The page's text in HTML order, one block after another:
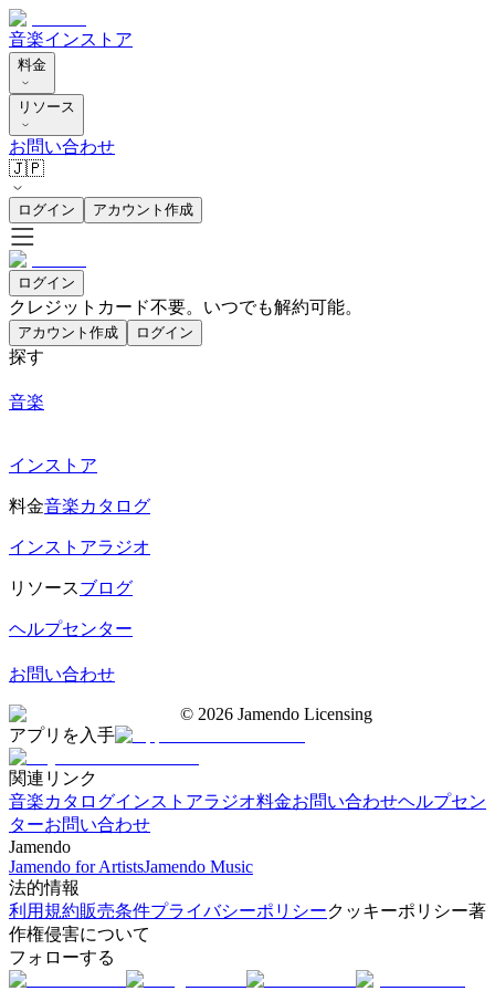
音楽インストア
料金
リソース
お問い合わせ
🇯🇵
ログイン アカウント作成
ログイン
クレジットカード不要。いつでも解約可能。
アカウント作成 ログイン
探す
音楽
インストア
料金音楽カタログ
インストアラジオ
リソースブログ
ヘルプセンター
お問い合わせ
© 2026 Jamendo Licensing
アプリを入手
関連リンク
音楽カタログインストアラジオ料金お問い合わせヘルプセン
ターお問い合わせ
Jamendo
Jamendo for ArtistsJamendo Music
法的情報
利用規約販売条件プライバシーポリシークッキーポリシー著
作権侵害について
フォローする